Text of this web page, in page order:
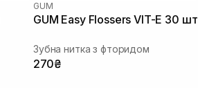
GUM
GUM Easy Flossers VIT-E 30 шт
Зубна нитка з фторидом
270₴